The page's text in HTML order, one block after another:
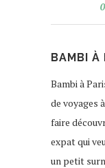
0
BAMBI À
Bambi à
de voyages
faire
expat qui
un petit